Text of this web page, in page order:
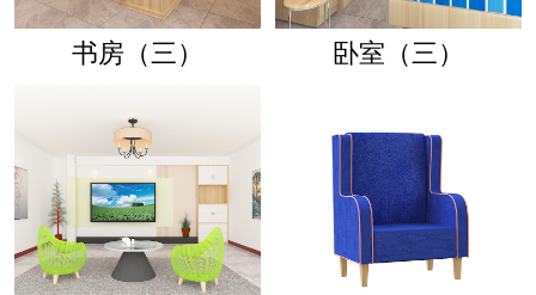
书房（三） 卧室（三）